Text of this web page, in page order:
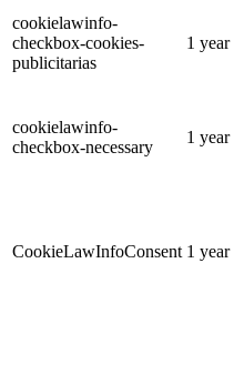
cookielawinfo-
checkbox-cookies-
publicitarias
1 year
cookielawinfo-
checkbox-necessary
1 year
CookieLawInfoConsent 1 year